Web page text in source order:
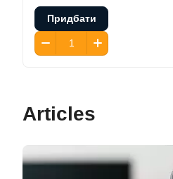
Придбати
Articles